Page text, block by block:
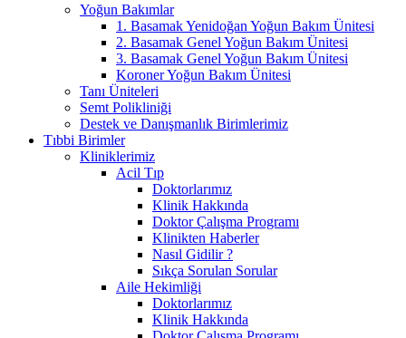
Yoğun Bakımlar
1. Basamak Yenidoğan Yoğun Bakım Ünitesi
2. Basamak Genel Yoğun Bakım Ünitesi
3. Basamak Genel Yoğun Bakım Ünitesi
Koroner Yoğun Bakım Ünitesi
Tanı Üniteleri
Semt Polikliniği
Destek ve Danışmanlık Birimlerimiz
Tıbbi Birimler
Kliniklerimiz
Acil Tıp
Doktorlarımız
Klinik Hakkında
Doktor Çalışma Programı
Klinikten Haberler
Nasıl Gidilir ?
Sıkça Sorulan Sorular
Aile Hekimliği
Doktorlarımız
Klinik Hakkında